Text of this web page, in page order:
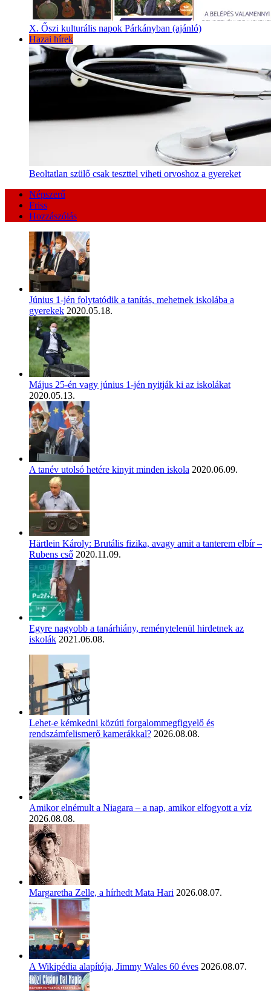
X. Őszi kulturális napok Párkányban (ajánló)
Hazai hírek
Beoltatlan szülő csak teszttel viheti orvoshoz a gyereket
Népszerű
Friss
Hozzászólás
Június 1-jén folytatódik a tanítás, mehetnek iskolába a
gyerekek 2020.05.18.
Május 25-én vagy június 1-jén nyitják ki az iskolákat
2020.05.13.
A tanév utolsó hetére kinyit minden iskola 2020.06.09.
Härtlein Károly: Brutális fizika, avagy amit a tanterem elbír –
Rubens cső 2020.11.09.
Egyre nagyobb a tanárhiány, reménytelenül hirdetnek az
iskolák 2021.06.08.
Lehet-e kémkedni közúti forgalommegfigyelő és
rendszámfelismerő kamerákkal? 2026.08.08.
Amikor elnémult a Niagara – a nap, amikor elfogyott a víz
2026.08.08.
Margaretha Zelle, a hírhedt Mata Hari 2026.08.07.
A Wikipédia alapítója, Jimmy Wales 60 éves 2026.08.07.